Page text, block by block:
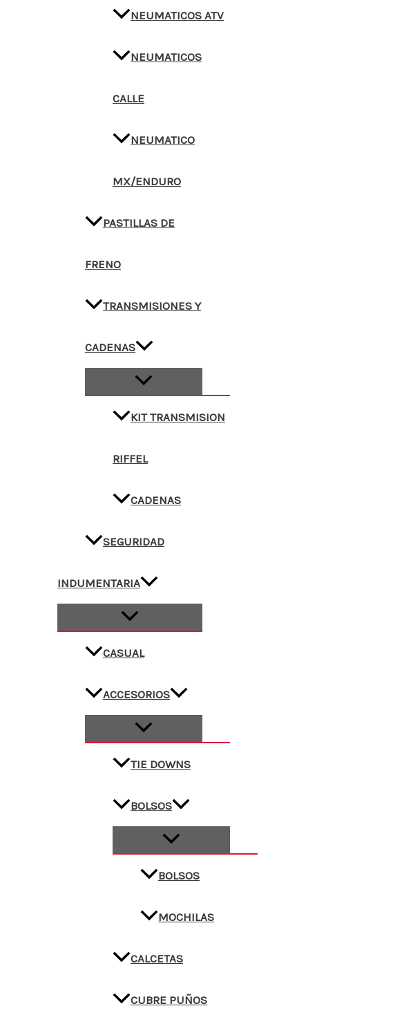
NEUMATICOS ATV
NEUMATICOS
CALLE
NEUMATICO
MX/ENDURO
PASTILLAS DE
FRENO
TRANSMISIONES Y
CADENAS
KIT TRANSMISION
RIFFEL
CADENAS
SEGURIDAD
INDUMENTARIA
CASUAL
ACCESORIOS
TIE DOWNS
BOLSOS
BOLSOS
MOCHILAS
CALCETAS
CUBRE PUÑOS